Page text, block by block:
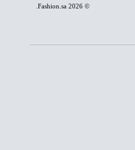
© 2026
Fashion.sa